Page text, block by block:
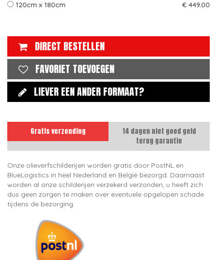
120cm x 180cm
€ 449.00
DIRECT BESTELLEN
FAVORIET TOEVOEGEN
LIEVER EEN ANDER FORMAAT?
Gratis verzending
14 dagen niet goed geld
terug garantie
Onze olieverfschilderijen worden gratis door PostNL en
BlueLogistics in heel Nederland en België bezorgd. Daarnaast
worden al onze schilderijen verzekerd verzonden, u heeft zich
dus geen zorgen te maken over eventuele opgelopen schade
tijdens de bezorging.